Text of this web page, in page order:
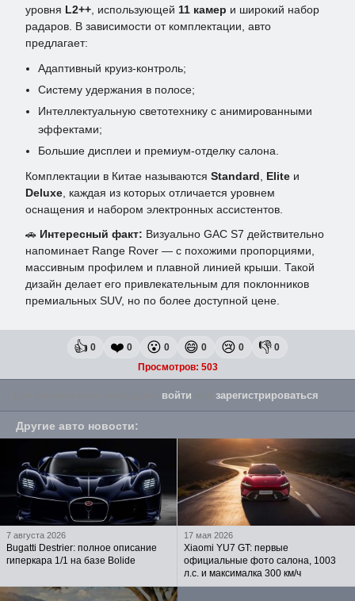
уровня L2++ , использующей 11 камер и широкий набор
радаров. В зависимости от комплектации, авто
предлагает:
Адаптивный круиз-контроль;
Систему удержания в полосе;
Интеллектуальную светотехнику с анимированными
эффектами;
Большие дисплеи и премиум-отделку салона.
Комплектации в Китае называются Standard Elite и
Deluxe , каждая из которых отличается уровнем
оснащения и набором электронных ассистентов.
🚗 Интересный факт: Визуально GAC S7 действительно
напоминает Range Rover — с похожими пропорциями,
массивным профилем и плавной линией крыши. Такой
дизайн делает его привлекательным для поклонников
премиальных SUV, но по более доступной цене.
👍 0 ❤️ 0 😮 0 😄 0 😢 0 👎 0
Просмотров: 503
войти зарегистрироваться
Другие авто новости:
7 августа 2026
Bugatti Destrier: полное описание
гиперкара 1/1 на базе Bolide
17 мая 2026
Xiaomi YU7 GT: первые
официальные фото салона, 1003
л.с. и максималка 300 км/ч